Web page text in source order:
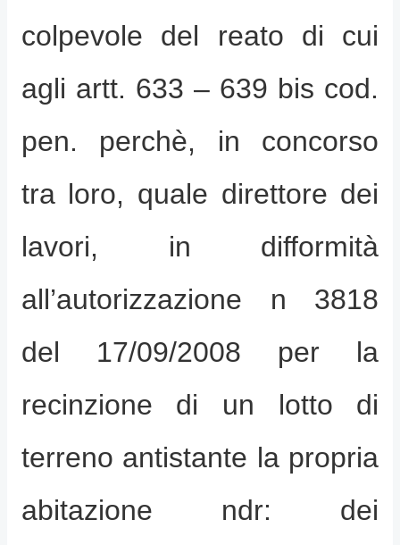
colpevole del reato di cui
agli artt. 633 – 639 bis cod.
pen. perchè, in concorso
tra loro, quale direttore dei
lavori, in difformità
all’autorizzazione n 3818
del 17/09/2008 per la
recinzione di un lotto di
terreno antistante la propria
abitazione ndr: dei